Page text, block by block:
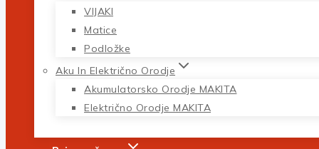
VIJAKI
Matice
Podložke
Aku In Električno Orodje
Akumulatorsko Orodje MAKITA
Električno Orodje MAKITA